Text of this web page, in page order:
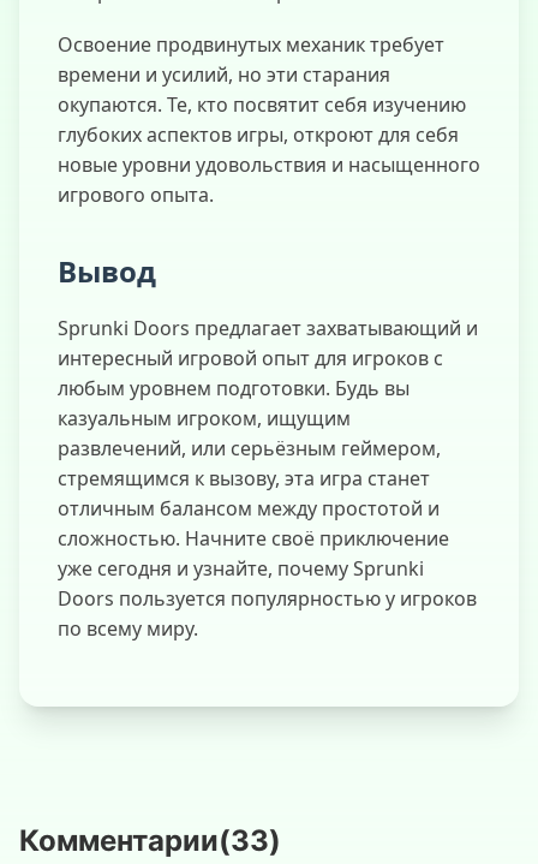
Освоение продвинутых механик требует
времени и усилий, но эти старания
окупаются. Те, кто посвятит себя изучению
глубоких аспектов игры, откроют для себя
новые уровни удовольствия и насыщенного
игрового опыта.
Вывод
Sprunki Doors предлагает захватывающий и
интересный игровой опыт для игроков с
любым уровнем подготовки. Будь вы
казуальным игроком, ищущим
развлечений, или серьёзным геймером,
стремящимся к вызову, эта игра станет
отличным балансом между простотой и
сложностью. Начните своё приключение
уже сегодня и узнайте, почему Sprunki
Doors пользуется популярностью у игроков
по всему миру.
Комментарии(33)